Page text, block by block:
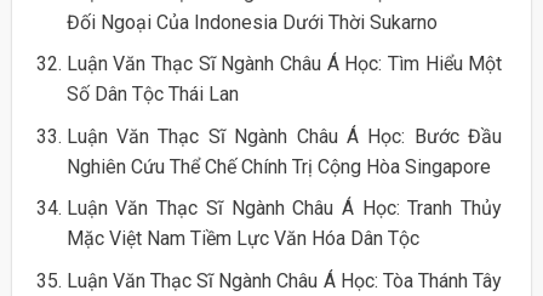
Đối Ngoại Của Indonesia Dưới Thời Sukarno
Luận Văn Thạc Sĩ Ngành Châu Á Học: Tìm Hiểu Một
Số Dân Tộc Thái Lan
Luận Văn Thạc Sĩ Ngành Châu Á Học: Bước Đầu
Nghiên Cứu Thể Chế Chính Trị Cộng Hòa Singapore
Luận Văn Thạc Sĩ Ngành Châu Á Học: Tranh Thủy
Mặc Việt Nam Tiềm Lực Văn Hóa Dân Tộc
Luận Văn Thạc Sĩ Ngành Châu Á Học: Tòa Thánh Tây